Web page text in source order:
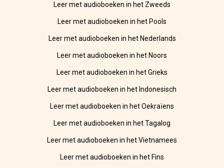
Leer met audioboeken in het Zweeds
Leer met audioboeken in het Pools
Leer met audioboeken in het Nederlands
Leer met audioboeken in het Noors
Leer met audioboeken in het Grieks
Leer met audioboeken in het Indonesisch
Leer met audioboeken in het Oekraïens
Leer met audioboeken in het Tagalog
Leer met audioboeken in het Vietnamees
Leer met audioboeken in het Fins